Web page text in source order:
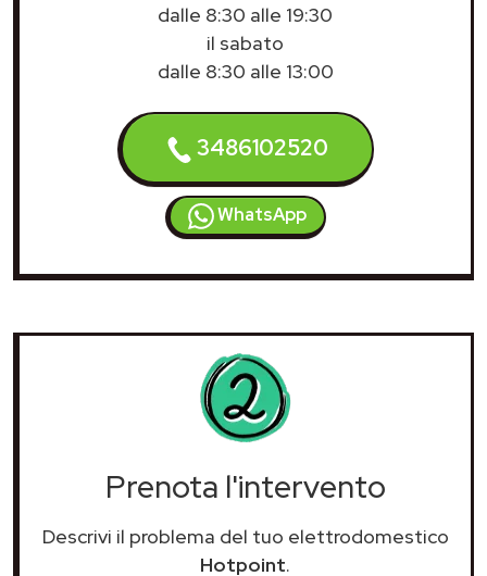
dalle 8:30 alle 19:30
il sabato
dalle 8:30 alle 13:00
3486102520
WhatsApp
Prenota l'intervento
Descrivi il problema del tuo elettrodomestico
Hotpoint.